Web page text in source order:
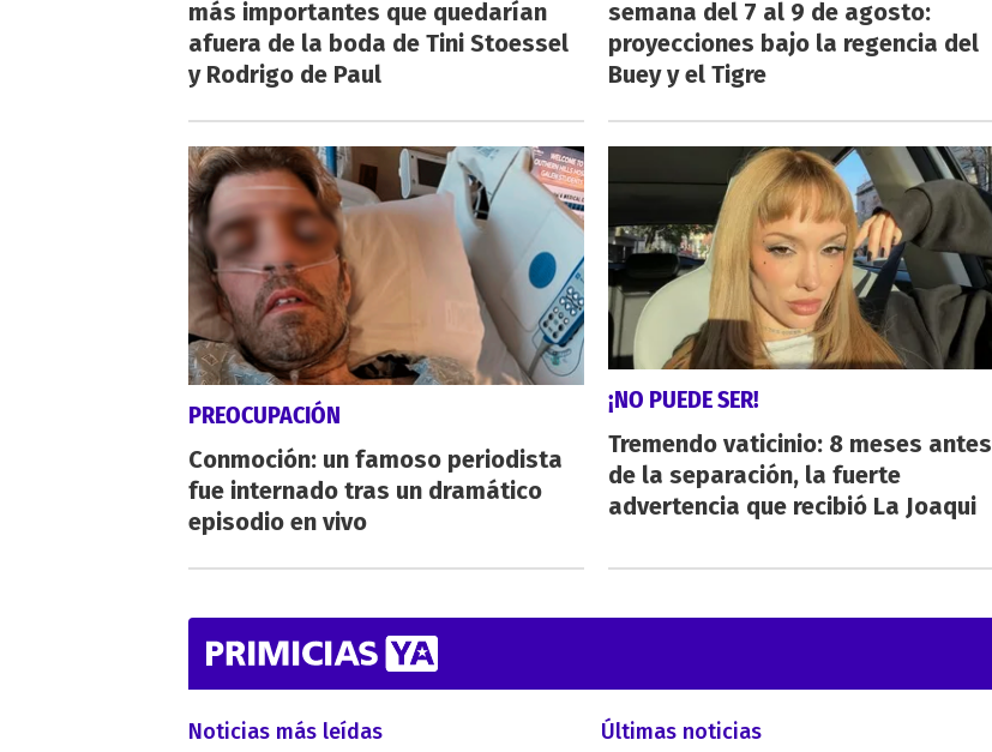
más importantes que quedarían
afuera de la boda de Tini Stoessel
y Rodrigo de Paul
semana del 7 al 9 de agosto:
proyecciones bajo la regencia del
Buey y el Tigre
PREOCUPACIÓN
Conmoción: un famoso periodista
fue internado tras un dramático
episodio en vivo
¡NO PUEDE SER!
Tremendo vaticinio: 8 meses antes
de la separación, la fuerte
advertencia que recibió La Joaqui
Noticias más leídas Últimas noticias